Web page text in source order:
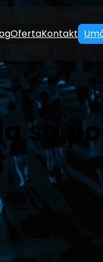
OfertaKontakt
są po